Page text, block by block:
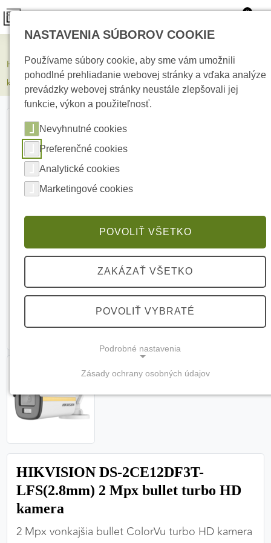
0
HIKVISION DS-2CE12DF3T-LFS(2.8mm) 2 Mpx bullet turbo HD
kamera
HIKVISION DS-2CE12DF3T-
LFS(2.8mm) 2 Mpx bullet turbo HD
kamera
2 Mpx vonkajšia bullet ColorVu turbo HD kamera
NASTAVENIA SÚBOROV COOKIE
Používame súbory cookie, aby sme vám umožnili
pohodlné prehliadanie webovej stránky a vďaka analýze
prevádzky webovej stránky neustále zlepšovali jej
funkcie, výkon a použiteľnosť.
Nevyhnutné cookies
Preferenčné cookies
Analytické cookies
Marketingové cookies
POVOLIŤ VŠETKO
ZAKÁZAŤ VŠETKO
POVOLIŤ VYBRATÉ
Podrobné nastavenia
(vždy aktívne, nemožno vypnúť)
webovej stránky a bez nich by nebolo možné
zabezpečiť jej plnú funkčnosť.
Nevyhnutné cookies
PREFERENČNÉ COOKIES
Zásady ochrany osobných údajov